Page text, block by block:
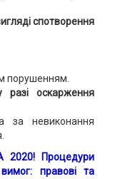
спотворення
порушенням.
разі оскарження
за невиконання
2020!
Процедури
правові та